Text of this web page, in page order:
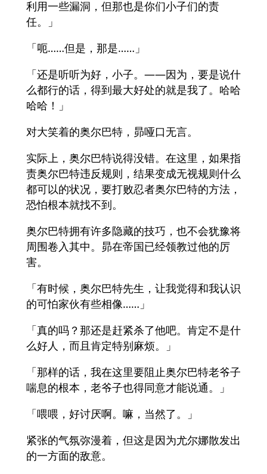
利用一些漏洞，但那也是你们小子们的责
任。」
「呃……但是，那是……」
「还是听听为好，小子。——因为，要是说什
么都行的话，得到最大好处的就是我了。哈哈
哈哈！」
对大笑着的奥尔巴特，昴哑口无言。
实际上，奥尔巴特说得没错。在这里，如果指
责奥尔巴特违反规则，结果变成无视规则什么
都可以的状况，要打败忍者奥尔巴特的方法，
恐怕根本就找不到。
奥尔巴特拥有许多隐藏的技巧，也不会犹豫将
周围卷入其中。昴在帝国已经领教过他的厉
害。
「有时候，奥尔巴特先生，让我觉得和我认识
的可怕家伙有些相像……」
「真的吗？那还是赶紧杀了他吧。肯定不是什
么好人，而且肯定特别麻烦。」
「那样的话，我在这里要阻止奥尔巴特老爷子
喘息的根本，老爷子也得同意才能说通。」
「喂喂，好讨厌啊。嘛，当然了。」
紧张的气氛弥漫着，但这是因为尤尔娜散发出
的一方面的敌意。